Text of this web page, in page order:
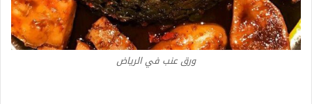
ورق عنب في الرياض